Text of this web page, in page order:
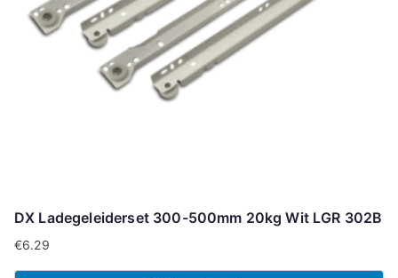
DX Ladegeleiderset 300-500mm 20kg Wit LGR 302B
€6.29